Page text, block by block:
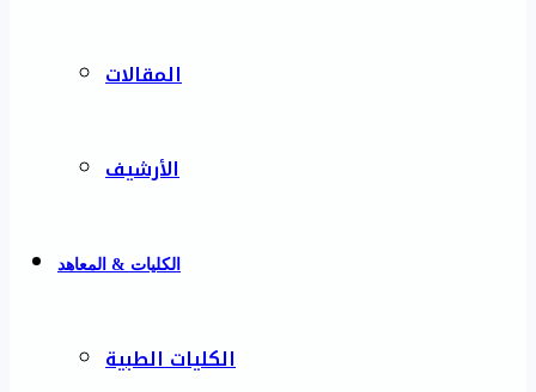
المقالات
الأرشيف
الكليات & المعاهد
الكليات الطبية